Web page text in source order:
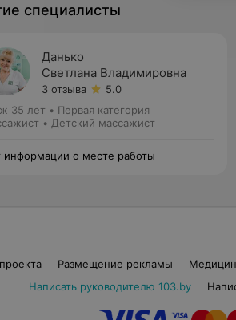
специалисты
Данько
Светлана Владимировна
3 отзыва
5.0
35 лет • Первая категория
• Детский массажист
информации о месте работы
Размещение рекламы
Написать руководителю 103.by